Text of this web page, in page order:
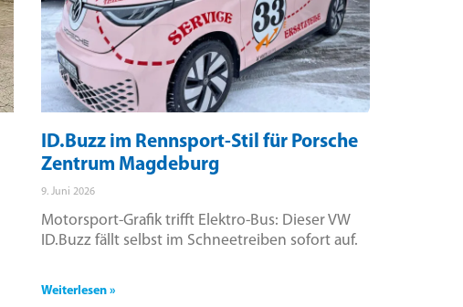
ID.Buzz im Rennsport-Stil für Porsche
Zentrum Magdeburg
9. Juni 2026
Motorsport-Grafik trifft Elektro-Bus: Dieser VW
ID.Buzz fällt selbst im Schneetreiben sofort auf.
Weiterlesen »